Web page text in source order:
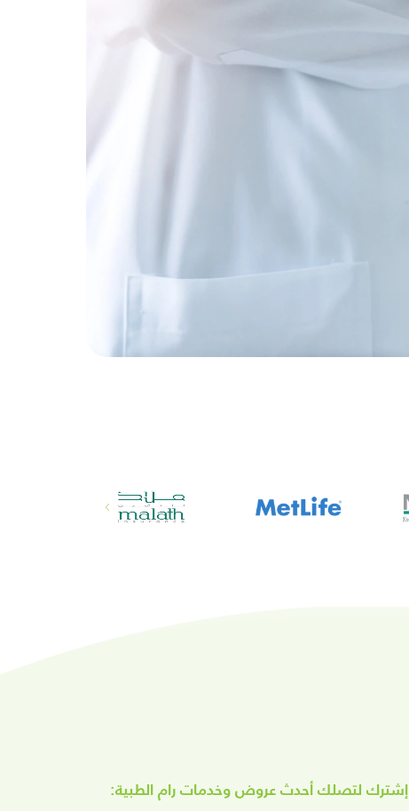
إشترك لتصلك أحدث عروض وخدمات رام الطبية: